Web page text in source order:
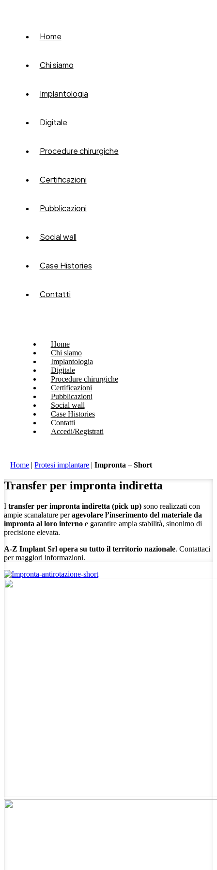
Home
Chi siamo
Implantologia
Digitale
Procedure chirurgiche
Certificazioni
Pubblicazioni
Social wall
Case Histories
Contatti
Home
Chi siamo
Implantologia
Digitale
Procedure chirurgiche
Certificazioni
Pubblicazioni
Social wall
Case Histories
Contatti
Accedi/Registrati
Home |Protesi implantare |Impronta – Short
Transfer per impronta indiretta
I transfer per impronta indiretta (pick up) sono realizzati con
ampie scanalature per agevolare l’inserimento del materiale da
impronta al loro interno e garantire ampia stabilità, sinonimo di
precisione elevata.
A-Z Implant Srl opera su tutto il territorio nazionale. Contattaci
per maggiori informazioni.